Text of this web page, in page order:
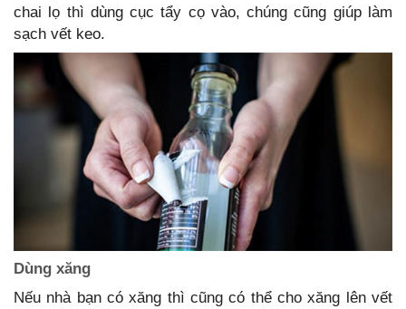
chai lọ thì dùng cục tẩy cọ vào, chúng cũng giúp làm
sạch vết keo.
Dùng xăng
Nếu nhà bạn có xăng thì cũng có thể cho xăng lên vết